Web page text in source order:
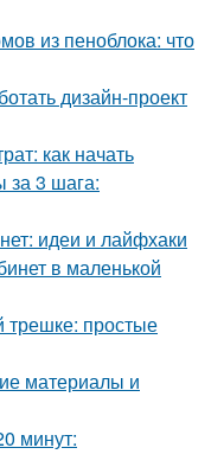
из пеноблока: что
дизайн-проект
как начать
за 3 шага:
идеи и лайфхаки
в маленькой
трешке: простые
материалы и
минут: